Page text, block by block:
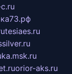
tesiaes.ru
orior-aks.ru